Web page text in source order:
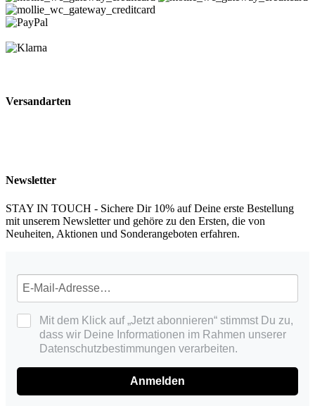
Versandarten
Newsletter
STAY IN TOUCH - Sichere Dir 10% auf Deine erste Bestellung
mit unserem Newsletter und gehöre zu den Ersten, die von
Neuheiten, Aktionen und Sonderangeboten erfahren.
Mit dem Klick auf „Jetzt abonnieren“ stimmst Du zu,
dass wir Deine Informationen im Rahmen unserer
Datenschutzbestimmungen verarbeiten.
Anmelden